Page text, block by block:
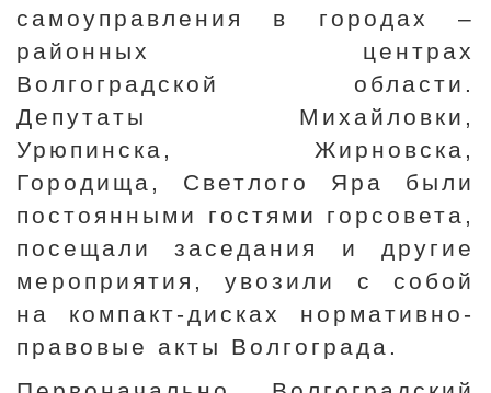
самоуправления в городах –
районных центрах
Волгоградской области.
Депутаты Михайловки,
Урюпинска, Жирновска,
Городища, Светлого Яра были
постоянными гостями горсовета,
посещали заседания и другие
мероприятия, увозили с собой
на компакт-дисках нормативно-
правовые акты Волгограда.